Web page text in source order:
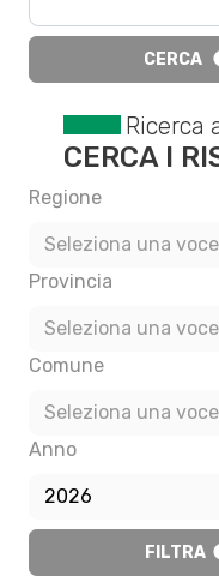
CERCA
Ricerca
CERCA I
Regione
Seleziona una voce
Provincia
Seleziona una voce
Comune
Seleziona una voce
Anno
2026
FILTRA